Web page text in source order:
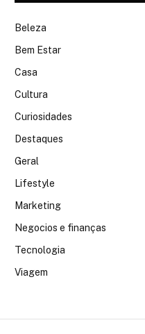
Beleza
Bem Estar
Casa
Cultura
Curiosidades
Destaques
Geral
Lifestyle
Marketing
Negocios e finanças
Tecnologia
Viagem